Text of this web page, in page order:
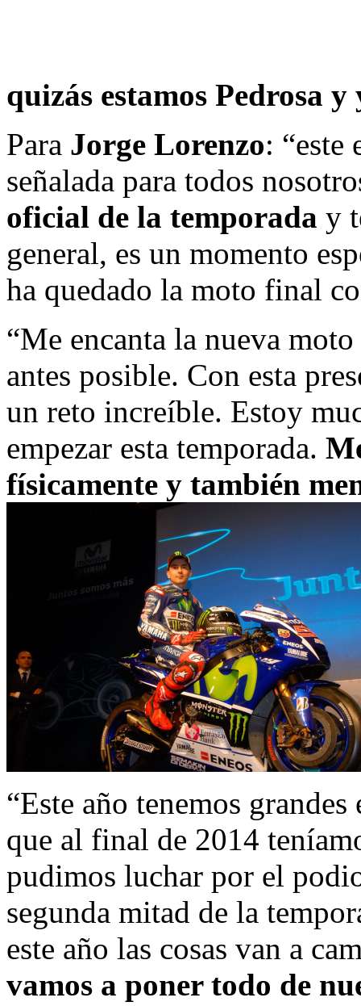
quizás estamos Pedrosa y
Para Jorge Lorenzo: “este
señalada para todos
oficial de la temporada y
general, es un momento
ha quedado la moto final
“Me encanta la nueva
antes posible. Con esta
un reto increíble. Estoy
empezar esta temporada.
físicamente y también
“Este año tenemos
que al final de 2014
pudimos luchar por el
segunda mitad de la
este año las cosas van a
vamos a poner todo de